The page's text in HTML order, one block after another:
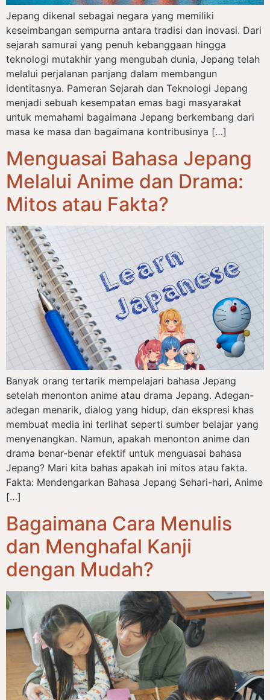
Jepang dikenal sebagai negara yang memiliki
keseimbangan sempurna antara tradisi dan inovasi. Dari
sejarah samurai yang penuh kebanggaan hingga
teknologi mutakhir yang mengubah dunia, Jepang telah
melalui perjalanan panjang dalam membangun
identitasnya. Pameran Sejarah dan Teknologi Jepang
menjadi sebuah kesempatan emas bagi masyarakat
untuk memahami bagaimana Jepang berkembang dari
masa ke masa dan bagaimana kontribusinya […]
Menguasai Bahasa Jepang
Melalui Anime dan Drama:
Mitos atau Fakta?
Banyak orang tertarik mempelajari bahasa Jepang
setelah menonton anime atau drama Jepang. Adegan-
adegan menarik, dialog yang hidup, dan ekspresi khas
membuat media ini terlihat seperti sumber belajar yang
menyenangkan. Namun, apakah menonton anime dan
drama benar-benar efektif untuk menguasai bahasa
Jepang? Mari kita bahas apakah ini mitos atau fakta.
Fakta: Mendengarkan Bahasa Jepang Sehari-hari, Anime
[…]
Bagaimana Cara Menulis
dan Menghafal Kanji
dengan Mudah?